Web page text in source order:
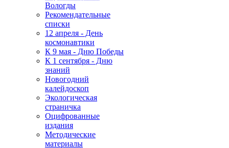
Вологды
Рекомендательные
списки
12 апреля - День
космонавтики
К 9 мая - Дню Победы
К 1 сентября - Дню
знаний
Новогодний
калейдоскоп
Экологическая
страничка
Оцифрованные
издания
Методические
материалы